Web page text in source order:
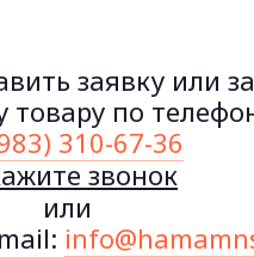
заявку или
по
310-67-36
звонок
или